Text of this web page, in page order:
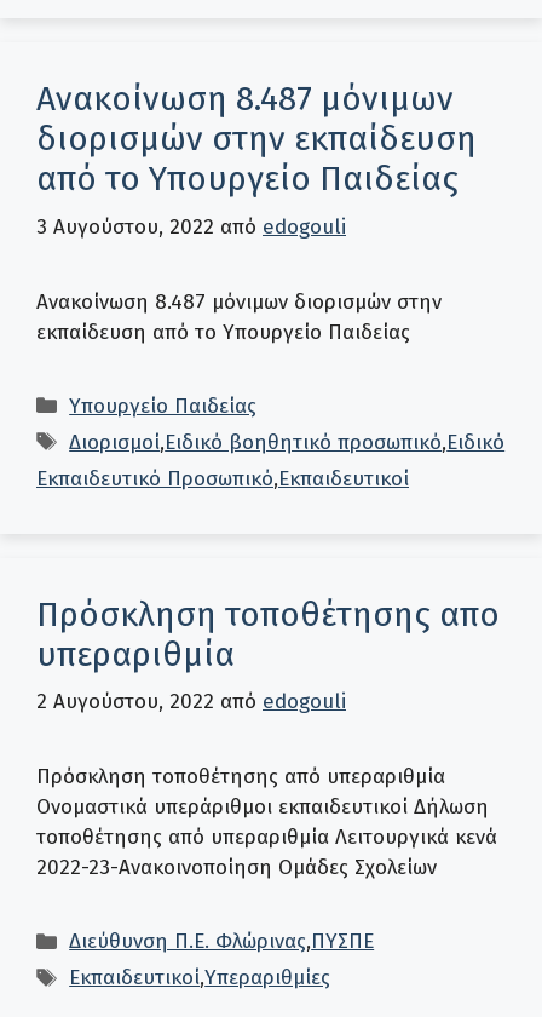
Ανακοίνωση 8.487 μόνιμων
διορισμών στην εκπαίδευση
από το Υπουργείο Παιδείας
3 Αυγούστου, 2022 από edogouli
Ανακοίνωση 8.487 μόνιμων διορισμών στην
εκπαίδευση από το Υπουργείο Παιδείας
Κατηγορίες
Υπουργείο Παιδείας
Ετικέτες
Διορισμοί,Ειδικό βοηθητικό προσωπικό,Ειδικό
Εκπαιδευτικό Προσωπικό,Εκπαιδευτικοί
Πρόσκληση τοποθέτησης απο
υπεραριθμία
2 Αυγούστου, 2022 από edogouli
Πρόσκληση τοποθέτησης από υπεραριθμία
Ονομαστικά υπεράριθμοι εκπαιδευτικοί Δήλωση
τοποθέτησης από υπεραριθμία Λειτουργικά κενά
2022-23-Ανακοινοποίηση Ομάδες Σχολείων
Κατηγορίες
Διεύθυνση Π.Ε. Φλώρινας,ΠΥΣΠΕ
Ετικέτες
Εκπαιδευτικοί,Υπεραριθμίες